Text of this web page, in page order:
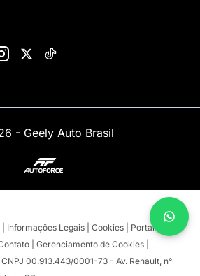
- Geely Auto Brasil
Informações Legais Cookies
Portal de
Gerenciamento de Cookies
00.913.443/0001-73 - Av. Renault, n°